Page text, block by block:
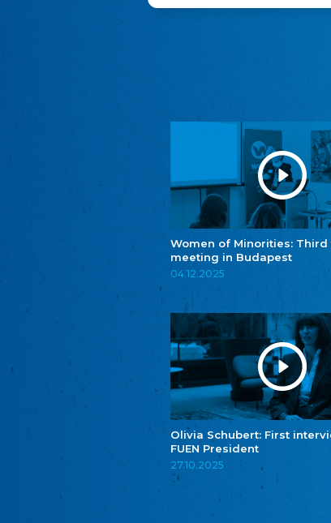
Women of Minorities:
meeting in Budapest
04.12.2025
Olivia Schubert: First
FUEN President
27.10.2025